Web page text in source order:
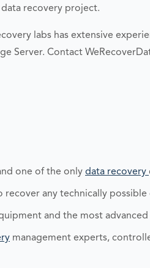
recovery project.
labs has extensive
Server. Contact
one of the only data recovery
recover any technically
and the most
management experts,